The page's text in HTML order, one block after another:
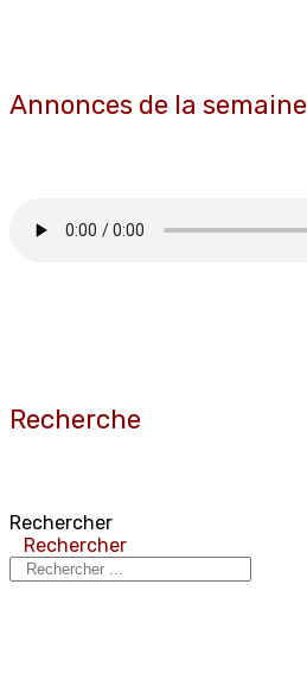
Annonces de la semaine
Recherche
Rechercher
Rechercher